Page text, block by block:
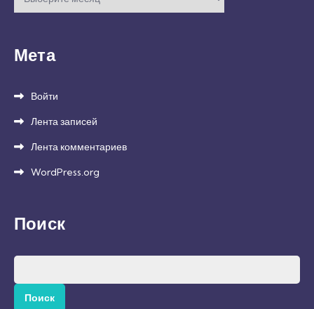
Мета
Войти
Лента записей
Лента комментариев
WordPress.org
Поиск